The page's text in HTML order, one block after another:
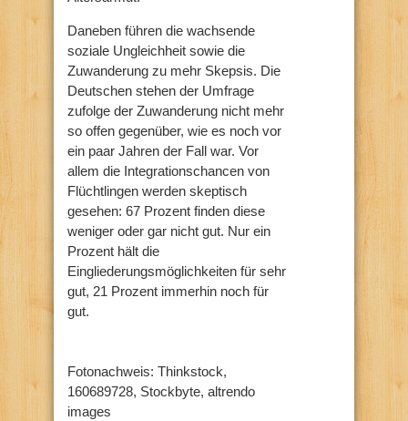
Daneben führen die wachsende
soziale Ungleichheit sowie die
Zuwanderung zu mehr Skepsis. Die
Deutschen stehen der Umfrage
zufolge der Zuwanderung nicht mehr
so offen gegenüber, wie es noch vor
ein paar Jahren der Fall war. Vor
allem die Integrationschancen von
Flüchtlingen werden skeptisch
gesehen: 67 Prozent finden diese
weniger oder gar nicht gut. Nur ein
Prozent hält die
Eingliederungsmöglichkeiten für sehr
gut, 21 Prozent immerhin noch für
gut.
Fotonachweis: Thinkstock,
160689728, Stockbyte, altrendo
images